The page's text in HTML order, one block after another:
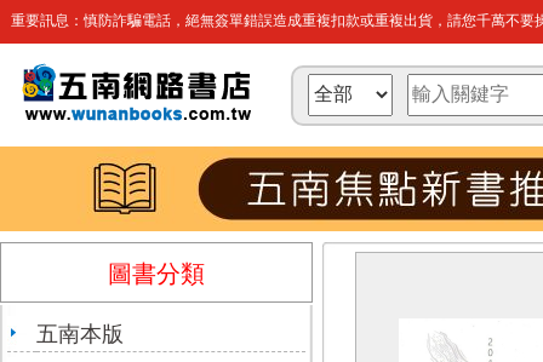
重要訊息：慎防詐騙電話，絕無簽單錯誤造成重複扣款或重複出貨，請您千萬不要
圖書分類
五南本版